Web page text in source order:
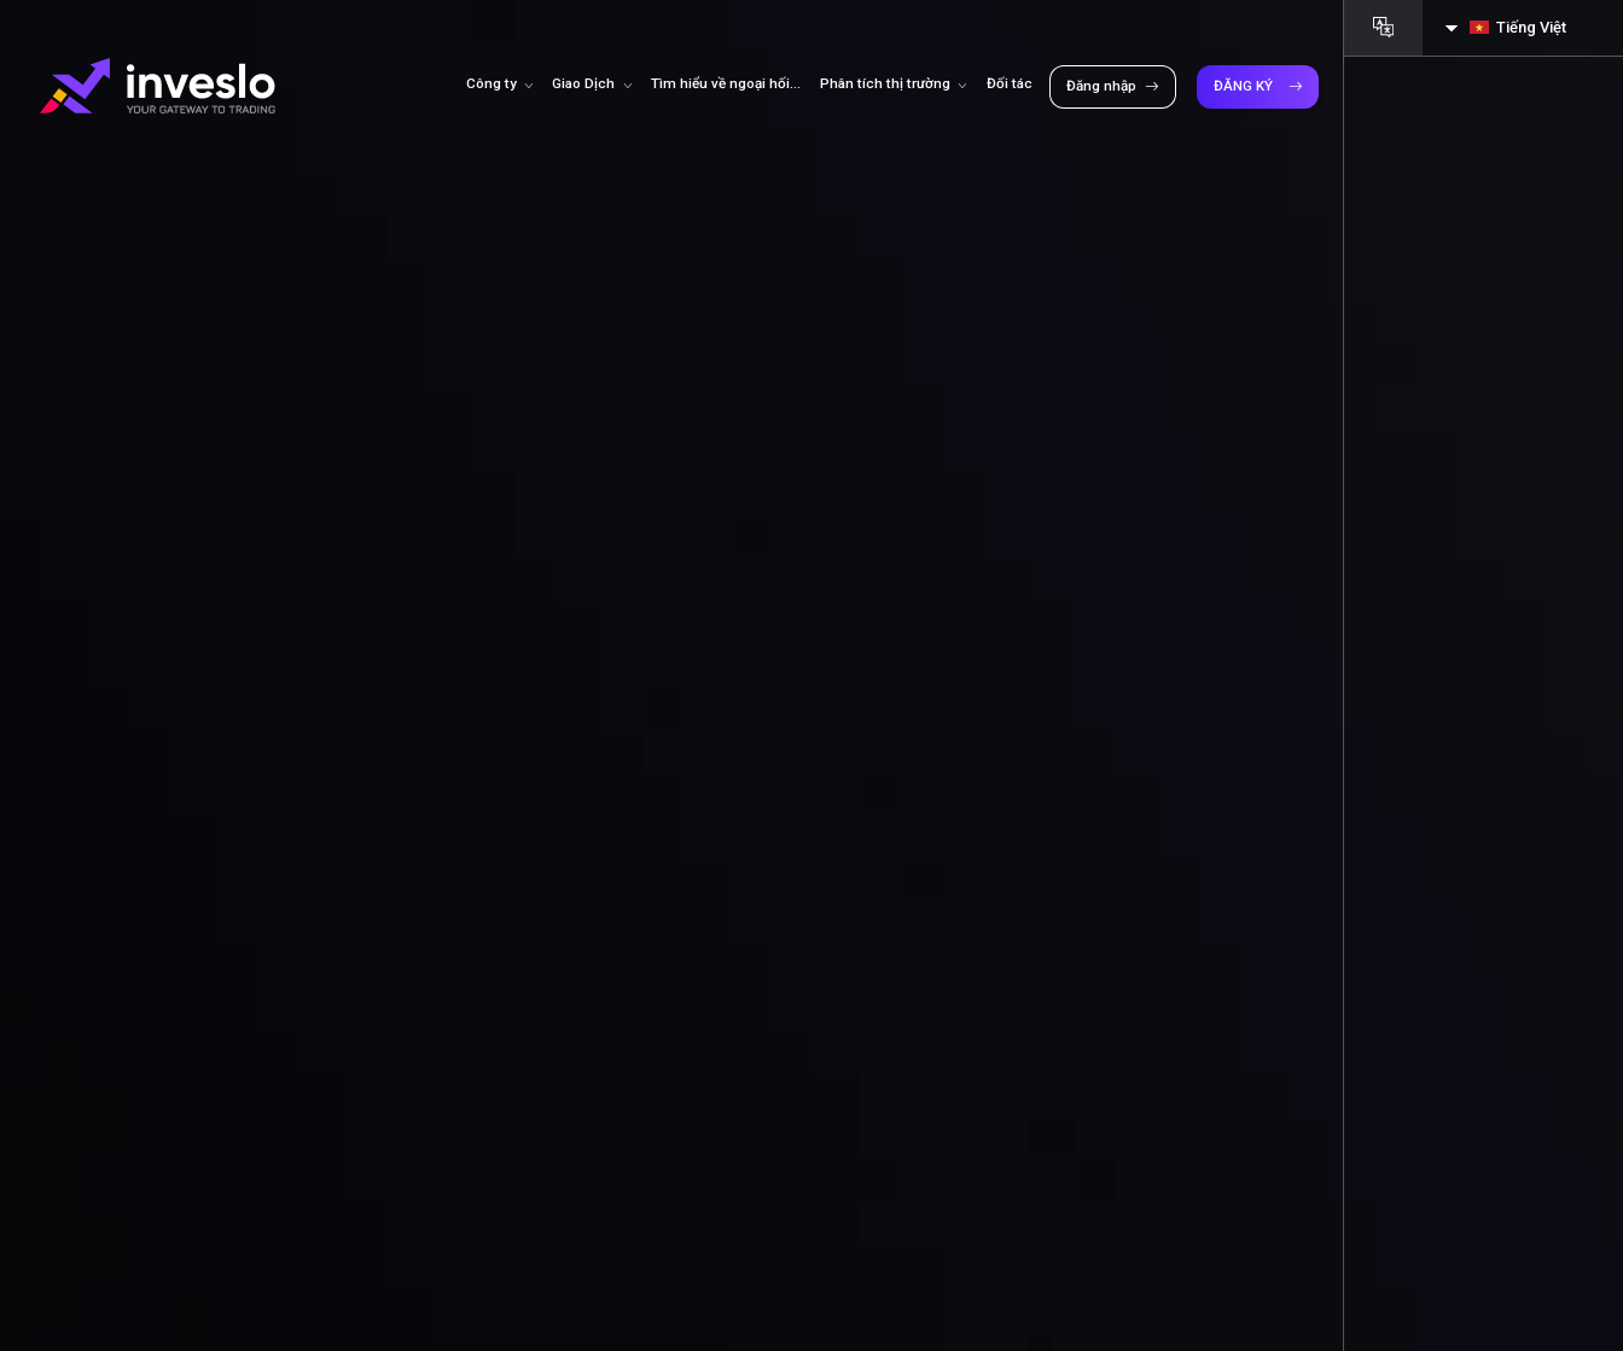
Công ty Giao Dịch Tìm hiểu về ngoại hối Phân tích thị trường Đối tác Đăng nhập ĐĂNG KÝ
Tiếng Việt